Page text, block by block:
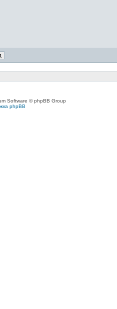
Software © phpBB Group
phpBB